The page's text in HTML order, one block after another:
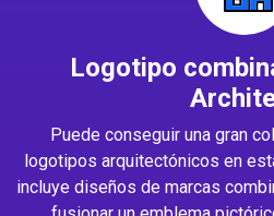
Logotipo
Puede conseguir una gran
logotipos arquitectónicos en
incluye diseños de marcas